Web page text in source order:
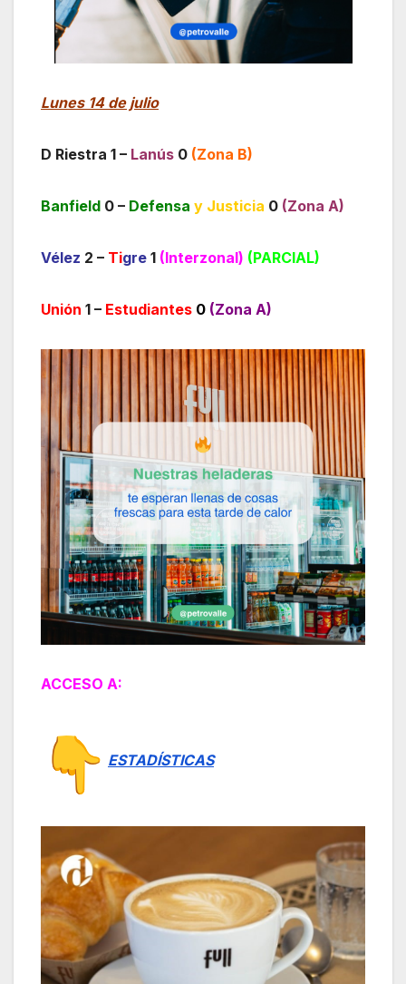
Lunes 14 de julio
D Riestra 1 – Lanús 0 (Zona B)
Banfield 0 – Defensa y Justicia 0 (Zona A)
Vélez 2 – Tigre 1 (Interzonal) (PARCIAL)
Unión 1 – Estudiantes 0 (Zona A)
ACCESO A:
ESTADÍSTICAS